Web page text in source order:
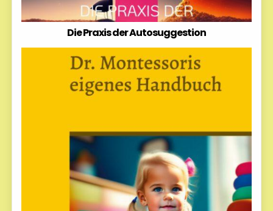
Die Praxis der Autosuggestion